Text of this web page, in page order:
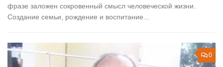
фразе заложен сокровенный смысл человеческой жизни.
Создание семьи, рождение и воспитание...
0